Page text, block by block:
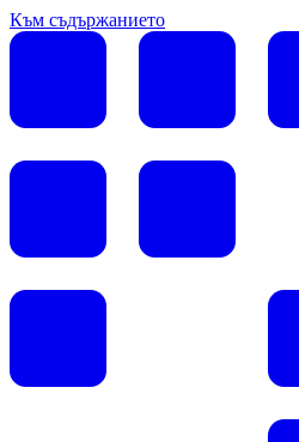
Към съдържанието